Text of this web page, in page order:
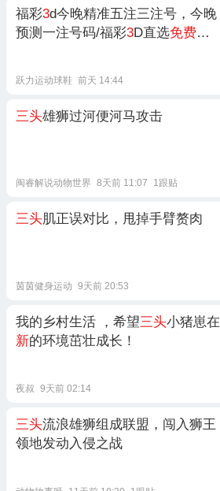
福彩3d今晚精准五注三注号，今晚
预测一注号码/福彩3D直选免费精
跃力运动球鞋 前天 14:44
三头雄狮过河便河马攻击
闽睿解说动物世界 8天前 11:07 1跟贴
三头肌正误对比，甩掉手臂赘肉
茵茵健身运动 9天前 20:53
我的乡村生活 ，希望三头小猪崽在
新的环境茁壮成长！
夜叔 9天前 02:14
三头流浪雄狮组成联盟，闯入狮王
领地发动入侵之战